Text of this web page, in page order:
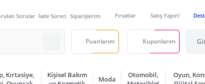
Sorular İade Süreci Siparişlerim Fırsatlar Satış Yapın!
Puanlarım Kuponlarım
Kırtasiye,
Kişisel Bakım
Moda
Otomobil,
Oyun,